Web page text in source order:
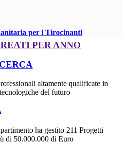
per i Tirocinanti
PER ANNO
altamente qualificate in
del futuro
ha gestito 211 Progetti
di 50.000.000 di Euro